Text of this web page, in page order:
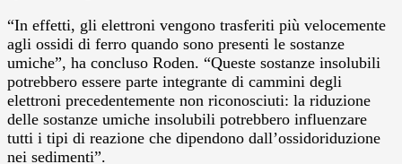
“In effetti, gli elettroni vengono trasferiti più velocemente
agli ossidi di ferro quando sono presenti le sostanze
umiche”, ha concluso Roden. “Queste sostanze insolubili
potrebbero essere parte integrante di cammini degli
elettroni precedentemente non riconosciuti: la riduzione
delle sostanze umiche insolubili potrebbero influenzare
tutti i tipi di reazione che dipendono dall’ossidoriduzione
nei sedimenti”.